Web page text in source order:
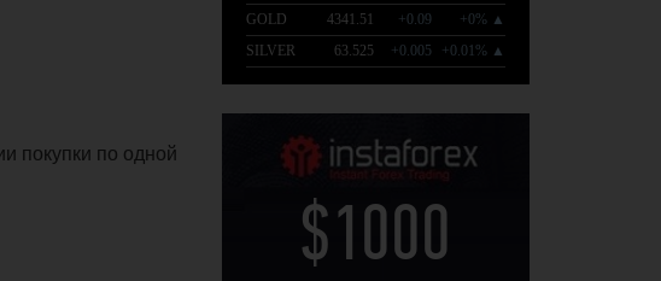
$1000
покупки по одной